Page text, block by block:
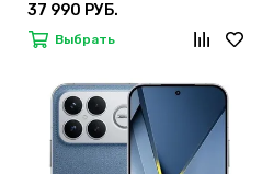
37 990 РУБ.
Выбрать